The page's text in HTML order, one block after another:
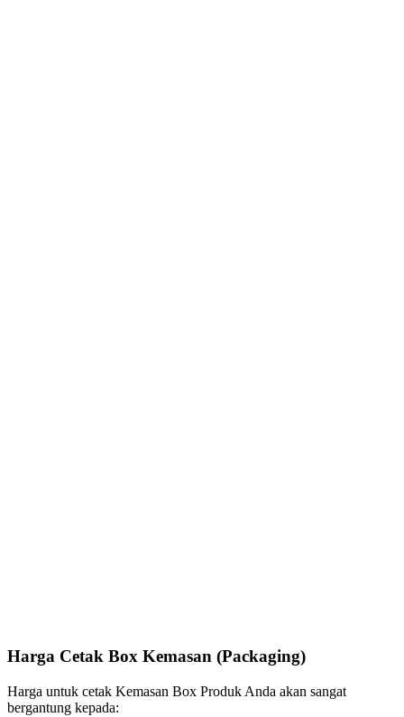
Harga Cetak Box Kemasan (Packaging)
Harga untuk cetak Kemasan Box Produk Anda akan sangat
bergantung kepada: